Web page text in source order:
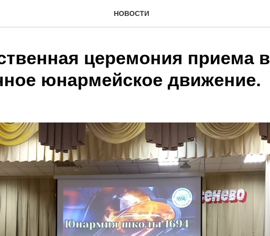
НОВОСТИ
церемония приема в
юнармейское движение.